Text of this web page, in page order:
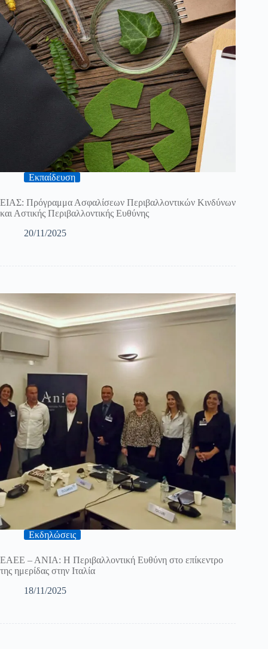
Εκπαίδευση
ΕΙΑΣ: Πρόγραμμα Ασφαλίσεων Περιβαλλοντικών Κινδύνων
και Αστικής Περιβαλλοντικής Ευθύνης
20/11/2025
Εκδηλώσεις
ΕΑΕΕ – ΑΝΙΑ: Η Περιβαλλοντική Ευθύνη στο επίκεντρο
της ημερίδας στην Ιταλία
18/11/2025